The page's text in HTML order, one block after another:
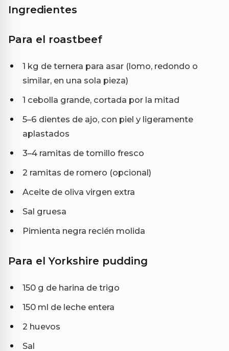
Ingredientes
Para el roastbeef
1 kg de ternera para asar (lomo, redondo o
similar, en una sola pieza)
1 cebolla grande, cortada por la mitad
5–6 dientes de ajo, con piel y ligeramente
aplastados
3–4 ramitas de tomillo fresco
2 ramitas de romero (opcional)
Aceite de oliva virgen extra
Sal gruesa
Pimienta negra recién molida
Para el Yorkshire pudding
150 g de harina de trigo
150 ml de leche entera
2 huevos
Sal